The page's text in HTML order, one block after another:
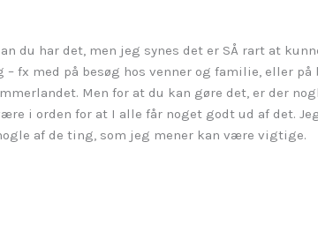
du har det, men jeg synes det er SÅ rart at
fx med på besøg hos venner og familie, eller på
Men for at du kan gøre det, er der
i orden for at I alle får noget godt ud af det.
af de ting, som jeg mener kan være vigtige.